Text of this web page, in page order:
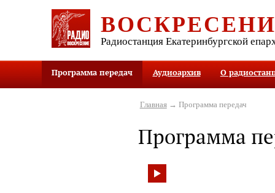
Радиостанция Екатеринбургской
Программа передач Аудиоархив О
Главная→ Программа передач
Программа